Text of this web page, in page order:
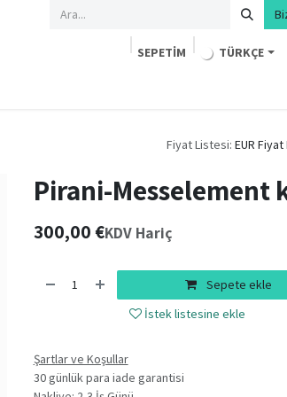
SEPETIM TÜRKÇE
Fiyat Listesi: EUR
Pirani-Messelement
300,00€KDV Hariç
Sepete ekle
İstek listesine ekle
Şartlar ve Koşullar
30 günlük para iade garantisi